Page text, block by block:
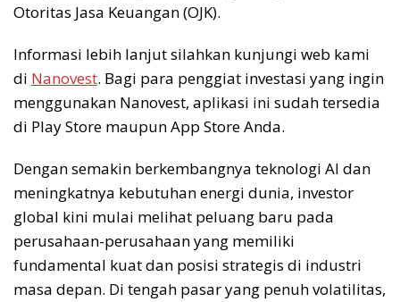
Otoritas Jasa Keuangan (OJK).
Informasi lebih lanjut silahkan kunjungi web kami
di Nanovest. Bagi para penggiat investasi yang ingin
menggunakan Nanovest, aplikasi ini sudah tersedia
di Play Store maupun App Store Anda.
Dengan semakin berkembangnya teknologi AI dan
meningkatnya kebutuhan energi dunia, investor
global kini mulai melihat peluang baru pada
perusahaan-perusahaan yang memiliki
fundamental kuat dan posisi strategis di industri
masa depan. Di tengah pasar yang penuh volatilitas,